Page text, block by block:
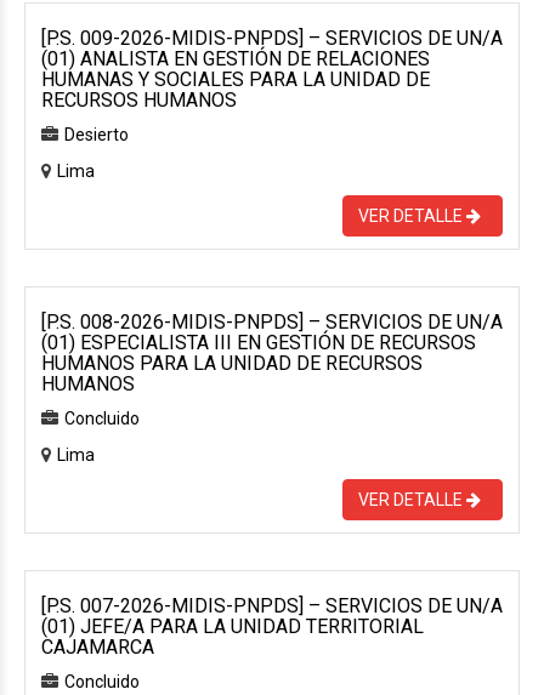
[P.S. 009-2026-MIDIS-PNPDS] – SERVICIOS DE UN/A
(01) ANALISTA EN GESTIÓN DE RELACIONES
HUMANAS Y SOCIALES PARA LA UNIDAD DE
RECURSOS HUMANOS
Desierto
Lima
VER DETALLE
[P.S. 008-2026-MIDIS-PNPDS] – SERVICIOS DE UN/A
(01) ESPECIALISTA III EN GESTIÓN DE RECURSOS
HUMANOS PARA LA UNIDAD DE RECURSOS
HUMANOS
Concluido
Lima
VER DETALLE
[P.S. 007-2026-MIDIS-PNPDS] – SERVICIOS DE UN/A
(01) JEFE/A PARA LA UNIDAD TERRITORIAL
CAJAMARCA
Concluido